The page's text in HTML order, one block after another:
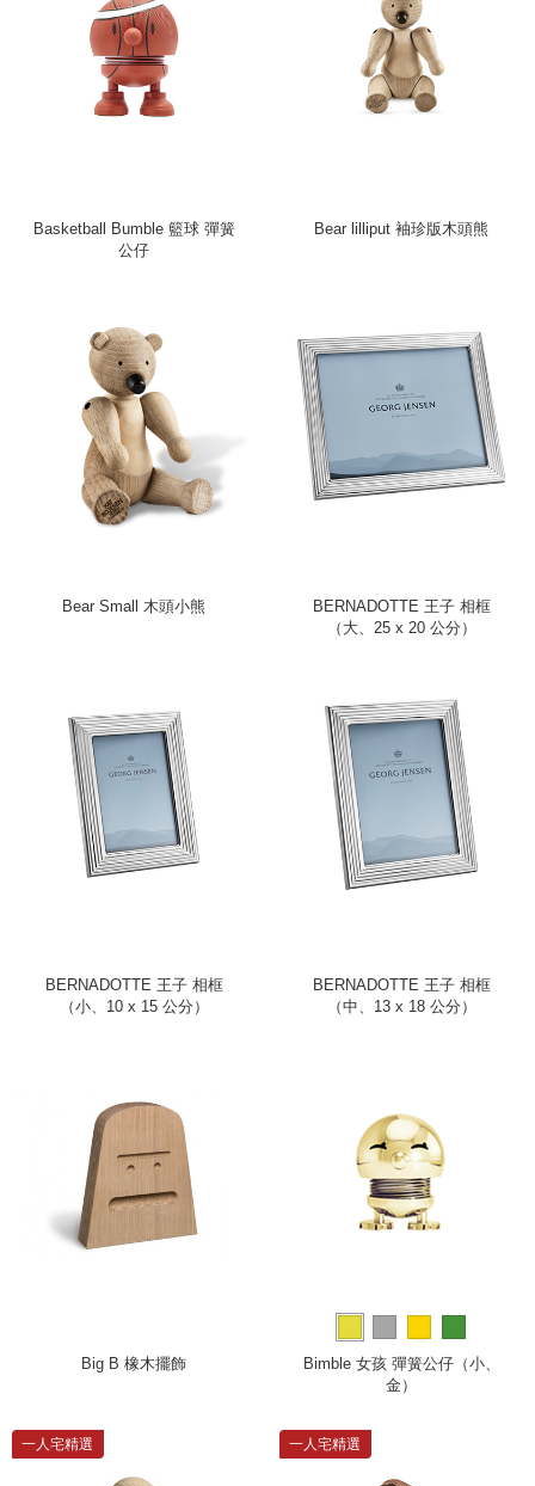
Basketball Bumble 籃球 彈簧
公仔
Bear lilliput 袖珍版木頭熊
Bear Small 木頭小熊
BERNADOTTE 王子 相框
（大、25 x 20 公分）
BERNADOTTE 王子 相框
（小、10 x 15 公分）
BERNADOTTE 王子 相框
（中、13 x 18 公分）
Big B 橡木擺飾
Bimble 女孩 彈簧公仔（小、
金）
一人宅精選 一人宅精選